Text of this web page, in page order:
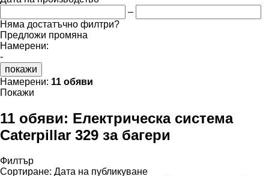
–
Няма достатъчно филтри?
Предложи промяна
Намерени:
-
покажи
Намерени: 11 обяви
Покажи
11 обяви: Електрическа система
Caterpillar 329 за багери
Филтър
Сортиране: Дата на публикуване